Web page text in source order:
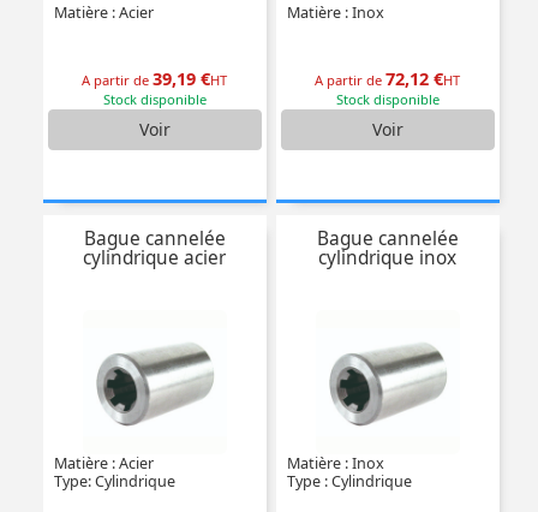
Matière : Acier
A partir de39,19 €HT
Stock disponible
Voir
Matière : Inox
A partir de72,12 €HT
Stock disponible
Voir
Bague cannelée
cylindrique acier
Matière : Acier
Type: Cylindrique
Bague cannelée
cylindrique inox
Matière : Inox
Type : Cylindrique